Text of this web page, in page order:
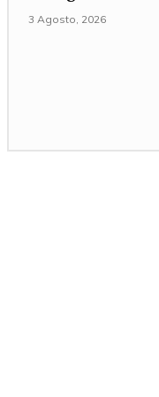
3 Agosto, 2026